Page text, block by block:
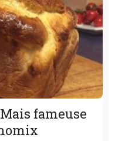
fameuse